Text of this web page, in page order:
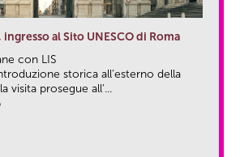
al Sito UNESCO di Roma
con LIS
storica all’esterno della
visita prosegue all’...